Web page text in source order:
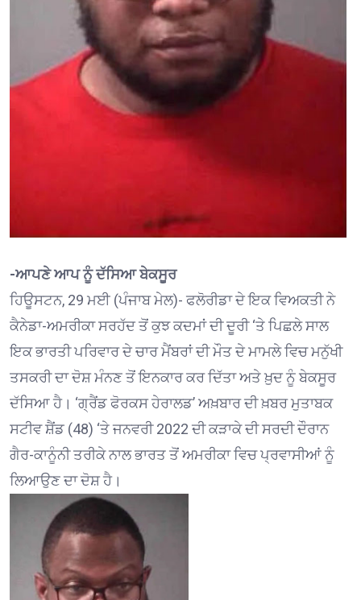
-ਆਪਣੇ ਆਪ ਨੂੰ ਦੱਸਿਆ ਬੇਕਸੂਰ
ਹਿਊਸਟਨ, 29 ਮਈ (ਪੰਜਾਬ ਮੇਲ)- ਫਲੋਰੀਡਾ ਦੇ ਇਕ ਵਿਅਕਤੀ ਨੇ
ਕੈਨੇਡਾ-ਅਮਰੀਕਾ ਸਰਹੱਦ ਤੋਂ ਕੁਝ ਕਦਮਾਂ ਦੀ ਦੂਰੀ ‘ਤੇ ਪਿਛਲੇ ਸਾਲ
ਇਕ ਭਾਰਤੀ ਪਰਿਵਾਰ ਦੇ ਚਾਰ ਮੈਂਬਰਾਂ ਦੀ ਮੌਤ ਦੇ ਮਾਮਲੇ ਵਿਚ ਮਨੁੱਖੀ
ਤਸਕਰੀ ਦਾ ਦੋਸ਼ ਮੰਨਣ ਤੋਂ ਇਨਕਾਰ ਕਰ ਦਿੱਤਾ ਅਤੇ ਖ਼ੁਦ ਨੂੰ ਬੇਕਸੂਰ
ਦੱਸਿਆ ਹੈ। ‘ਗ੍ਰੈਂਡ ਫੋਰਕਸ ਹੇਰਾਲਡ’ ਅਖ਼ਬਾਰ ਦੀ ਖ਼ਬਰ ਮੁਤਾਬਕ
ਸਟੀਵ ਸ਼ੈਂਡ (48) ‘ਤੇ ਜਨਵਰੀ 2022 ਦੀ ਕੜਾਕੇ ਦੀ ਸਰਦੀ ਦੌਰਾਨ
ਗੈਰ-ਕਾਨੂੰਨੀ ਤਰੀਕੇ ਨਾਲ ਭਾਰਤ ਤੋਂ ਅਮਰੀਕਾ ਵਿਚ ਪ੍ਰਵਾਸੀਆਂ ਨੂੰ
ਲਿਆਉਣ ਦਾ ਦੋਸ਼ ਹੈ।